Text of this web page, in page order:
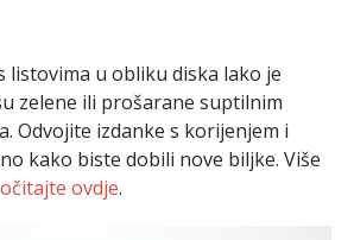
listovima u obliku diska lako je
zelene ili prošarane suptilnim
Odvojite izdanke s korijenjem i
kako biste dobili nove biljke. Više
ovdje.